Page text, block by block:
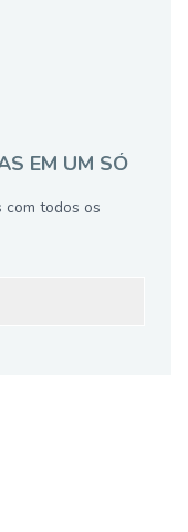
EM UM SÓ
com todos os